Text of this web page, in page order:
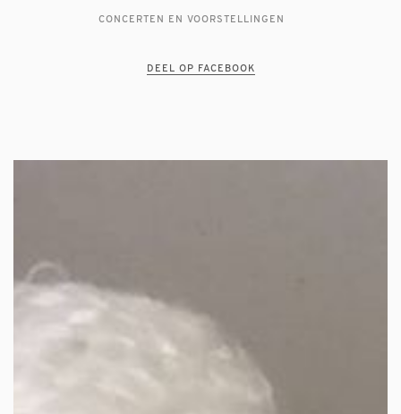
CONCERTEN EN VOORSTELLINGEN
DEEL OP FACEBOOK